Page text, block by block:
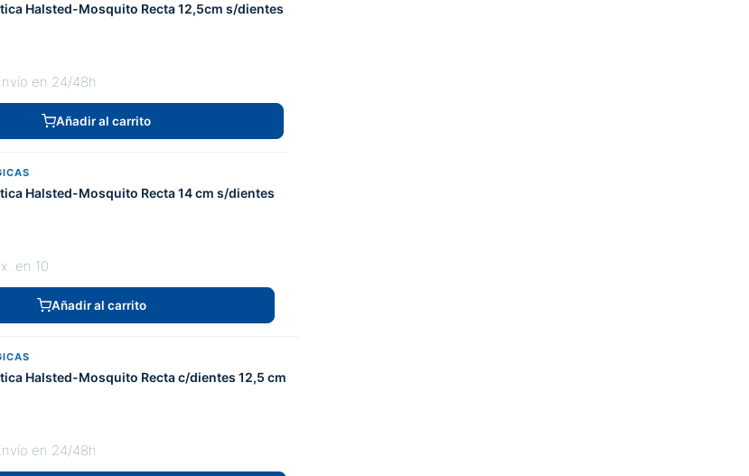
Halsted-Mosquito Recta 12,5cm s/dientes
en 24/48h
Añadir al carrito
Halsted-Mosquito Recta 14 cm s/dientes
en 10
Añadir al carrito
Halsted-Mosquito Recta c/dientes 12,5 cm
en 24/48h